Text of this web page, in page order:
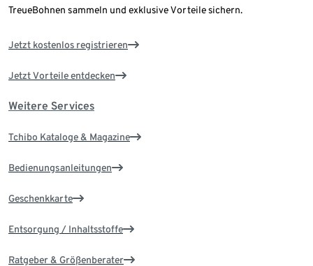
TreueBohnen sammeln und exklusive Vorteile sichern.
Jetzt kostenlos registrieren
Jetzt Vorteile entdecken
Weitere Services
Tchibo Kataloge & Magazine
Bedienungsanleitungen
Geschenkkarte
Entsorgung / Inhaltsstoffe
Ratgeber & Größenberater